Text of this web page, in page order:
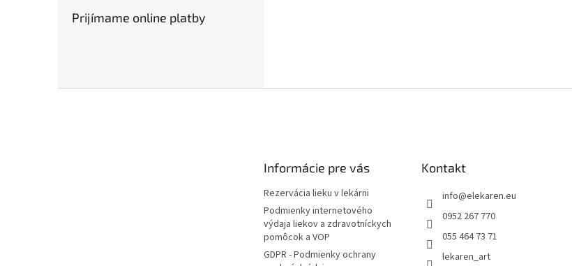
Prijímame online platby
Informácie pre vás
Rezervácia lieku v lekárni
Podmienky internetového
výdaja liekov a zdravotníckych
pomôcok a VOP
GDPR - Podmienky ochrany
Kontakt
info@elekaren.eu
0952 267 770
055 464 73 71
lekaren_art